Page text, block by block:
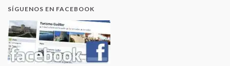
SÍGUENOS EN FACEBOOK